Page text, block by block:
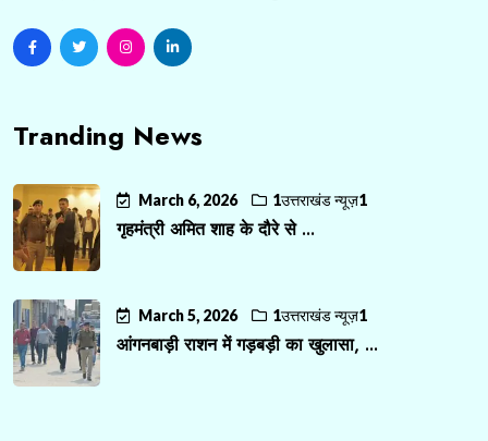
Tranding News
March 6, 2026 1उत्तराखंड न्यूज़1
गृहमंत्री अमित शाह के दौरे से ...
March 5, 2026 1उत्तराखंड न्यूज़1
आंगनबाड़ी राशन में गड़बड़ी का खुलासा, ...